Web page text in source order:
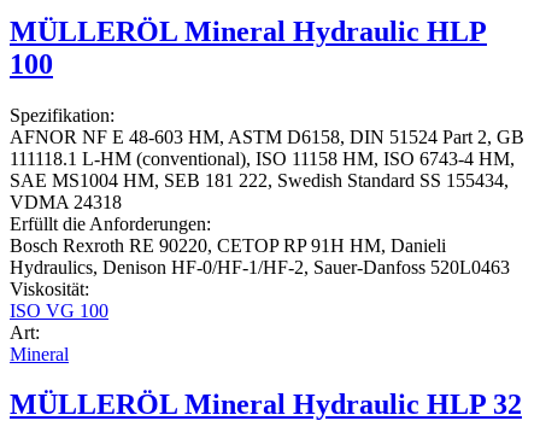
MÜLLERÖL Mineral Hydraulic HLP
100
Spezifikation:
AFNOR NF E 48-603 HM, ASTM D6158, DIN 51524 Part 2, GB
111118.1 L-HM (conventional), ISO 11158 HM, ISO 6743-4 HM,
SAE MS1004 HM, SEB 181 222, Swedish Standard SS 155434,
VDMA 24318
Erfüllt die Anforderungen:
Bosch Rexroth RE 90220, CETOP RP 91H HM, Danieli
Hydraulics, Denison HF-0/HF-1/HF-2, Sauer-Danfoss 520L0463
Viskosität:
ISO VG 100
Art:
Mineral
MÜLLERÖL Mineral Hydraulic HLP 32